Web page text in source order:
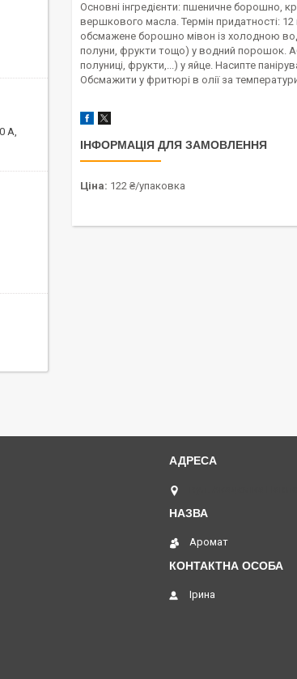
Основні інгредієнти: пшеничне борошно,
вершкового масла. Термін придатності: 12
обсмажене борошно мівон із холодною
полуни, фрукти тощо) у водний порошок.
полуниці, фрукти,...) у яйце. Насипте
Обсмажити у фритюрі в олії за
ІНФОРМАЦІЯ ДЛЯ ЗАМОВЛЕННЯ
Ціна: 122 ₴/упаковка
А,
Аромат
Ірина